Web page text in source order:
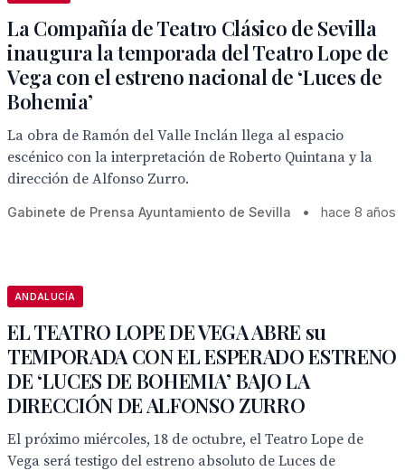
La Compañía de Teatro Clásico de Sevilla
inaugura la temporada del Teatro Lope de
Vega con el estreno nacional de ‘Luces de
Bohemia’
La obra de Ramón del Valle Inclán llega al espacio
escénico con la interpretación de Roberto Quintana y la
dirección de Alfonso Zurro.
Gabinete de Prensa Ayuntamiento de Sevilla • hace 8 años
ANDALUCÍA
EL TEATRO LOPE DE VEGA ABRE su
TEMPORADA CON EL ESPERADO ESTRENO
DE ‘LUCES DE BOHEMIA’ BAJO LA
DIRECCIÓN DE ALFONSO ZURRO
El próximo miércoles, 18 de octubre, el Teatro Lope de
Vega será testigo del estreno absoluto de Luces de